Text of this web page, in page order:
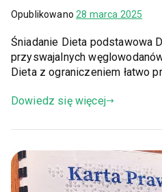
Opublikowano28 marca 2025
Śniadanie Dieta podstawowa
przyswajalnych
Dieta z ograniczeniem łatwo
Dowiedz się więcej